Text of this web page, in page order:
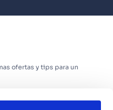
ofertas y tips para un